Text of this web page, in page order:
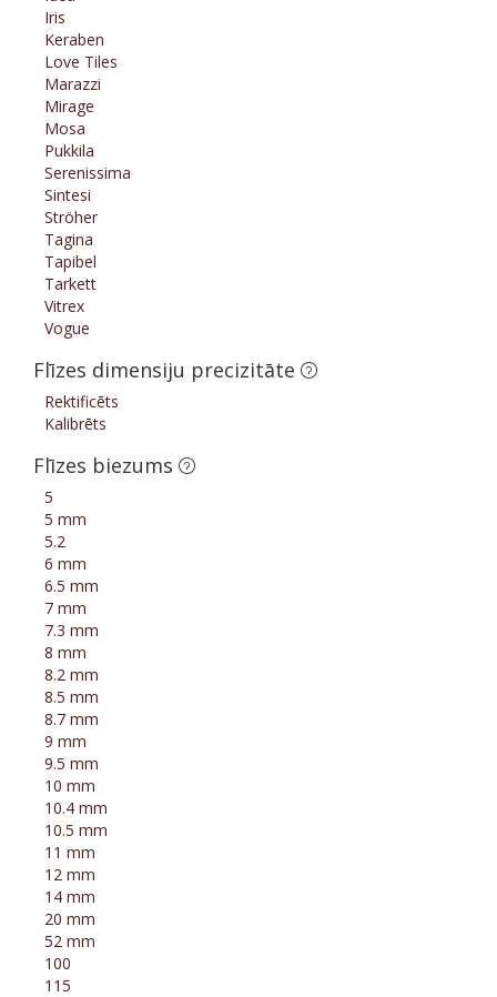
Iris
Keraben
Love Tiles
Marazzi
Mirage
Mosa
Pukkila
Serenissima
Sintesi
Ströher
Tagina
Tapibel
Tarkett
Vitrex
Vogue
Flīzes dimensiju precizitāte
Rektificēts
Kalibrēts
Flīzes biezums
5
5 mm
5.2
6 mm
6.5 mm
7 mm
7.3 mm
8 mm
8.2 mm
8.5 mm
8.7 mm
9 mm
9.5 mm
10 mm
10.4 mm
10.5 mm
11 mm
12 mm
14 mm
20 mm
52 mm
100
115